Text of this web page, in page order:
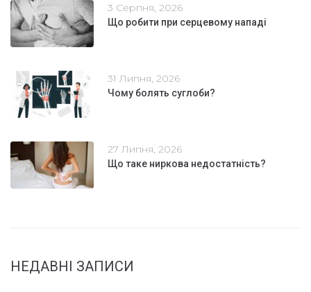
3 Серпня, 2026
Що робити при серцевому нападі
31 Липня, 2026
Чому болять суглоби?
27 Липня, 2026
Що таке ниркова недостатність?
НЕДАВНІ ЗАПИСИ